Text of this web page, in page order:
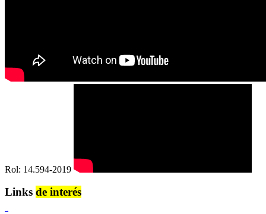
Rol: 14.594-2019
Links de interés